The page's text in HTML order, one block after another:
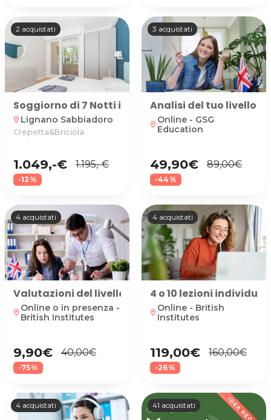
2 acquistati
Soggiorno di 7 Notti in Bilocale con camera
location_on Lignano Sabbiadoro
Crepetta&Briciola
1.049,-€ 1.195,-€
-12%
3 acquistati
Analisi del tuo livello
location_on Online - GSG
Education
49,90€ 89,00€
-44%
4 acquistati
Valutazioni del livello acquisito e preparazione
location_on Online o in presenza -
British Institutes
9,90€ 40,00€
-75%
4 acquistati
4 o 10 lezioni
location_on Online - British
Institutes
119,00€ 160,00€
-26%
4 acquistati 41 acquistati